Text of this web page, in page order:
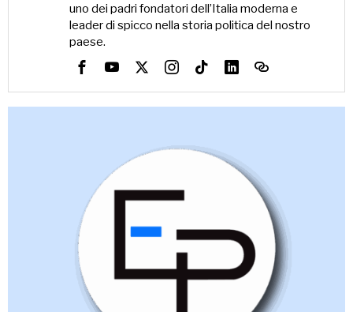
uno dei padri fondatori dell’Italia moderna e
leader di spicco nella storia politica del nostro
paese.